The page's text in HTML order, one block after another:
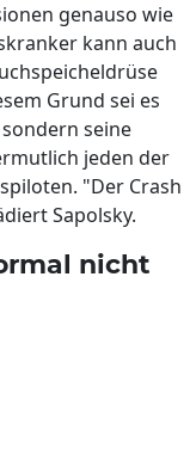
genauso wie
kann auch
Grund sei es
seine
jeden der
"Der Crash
Sapolsky.
nicht